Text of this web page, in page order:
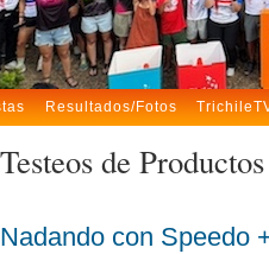
Resultados/Fotos
Testeos de Productos
Nadando con Speedo